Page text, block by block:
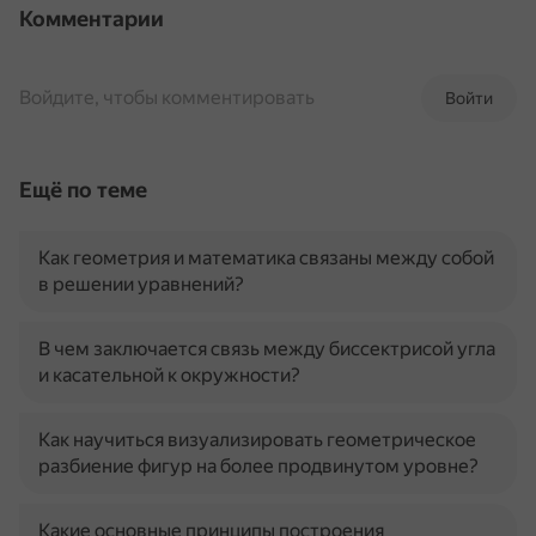
Комментарии
Войти
Войдите, чтобы комментировать
Ещё по теме
Как геометрия и математика связаны между собой
в решении уравнений?
В чем заключается связь между биссектрисой угла
и касательной к окружности?
Как научиться визуализировать геометрическое
разбиение фигур на более продвинутом уровне?
Какие основные принципы построения